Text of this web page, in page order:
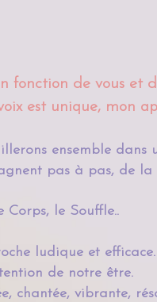
fonction de vous et
est unique, mon
ensemble dans
pas à pas, de
le Souffle..
ludique et efficace.
de notre être.
chantée, vibrante,